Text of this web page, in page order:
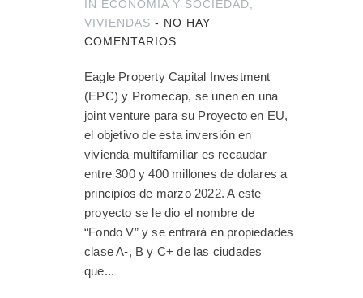
IN ECONOMÍA Y SOCIEDAD
VIVIENDAS - NO HAY
COMENTARIOS
Eagle Property Capital Investment
(EPC) y Promecap, se unen en una
joint venture para su Proyecto en EU,
el objetivo de esta inversión en
vivienda multifamiliar es recaudar
entre 300 y 400 millones de dolares a
principios de marzo 2022. A este
proyecto se le dio el nombre de
“Fondo V” y se entrará en propiedades
clase A-, B y C+ de las ciudades
que...